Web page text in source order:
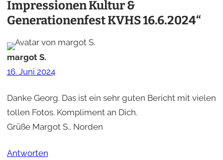
Impressionen Kultur &
Generationenfest KVHS 16.6.2024“
margot S.
16. Juni 2024
Danke Georg. Das ist ein sehr guten Bericht mit vielen
tollen Fotos. Kompliment an Dich.
Grüße Margot S., Norden
Antworten